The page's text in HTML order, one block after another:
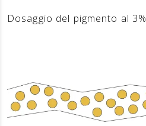
Dosaggio del pigmento al 3%